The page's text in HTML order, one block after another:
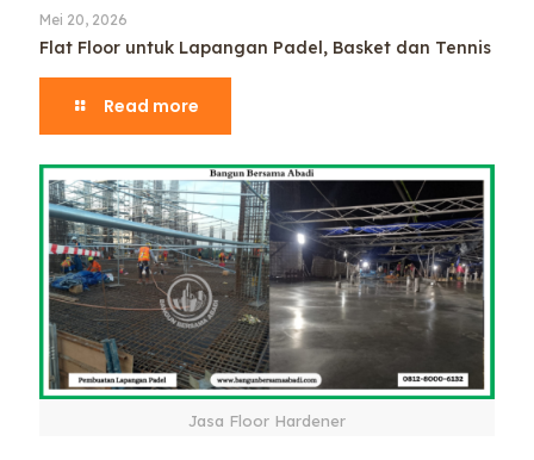
Mei 20, 2026
Flat Floor untuk Lapangan Padel, Basket dan Tennis
Read more
Jasa Floor Hardener